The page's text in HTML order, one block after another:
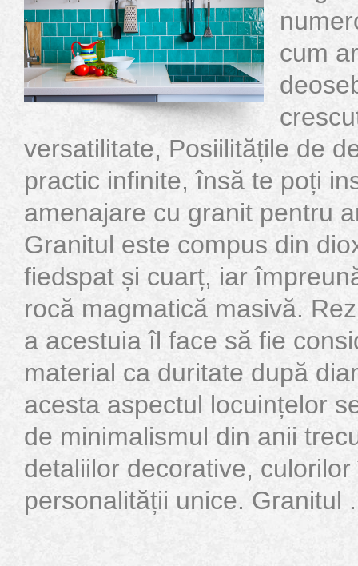
cum
versatilitate, Posiilitățile de
practic infinite, însă te poți
amenajare cu granit pentru
Granitul este compus din
fiedspat și cuarț, iar
rocă magmatică masivă.
a acestuia îl face să fie
material ca duritate după
acesta aspectul locuințelor
de minimalismul din anii
detaliilor decorative,
personalității unice. Granitul